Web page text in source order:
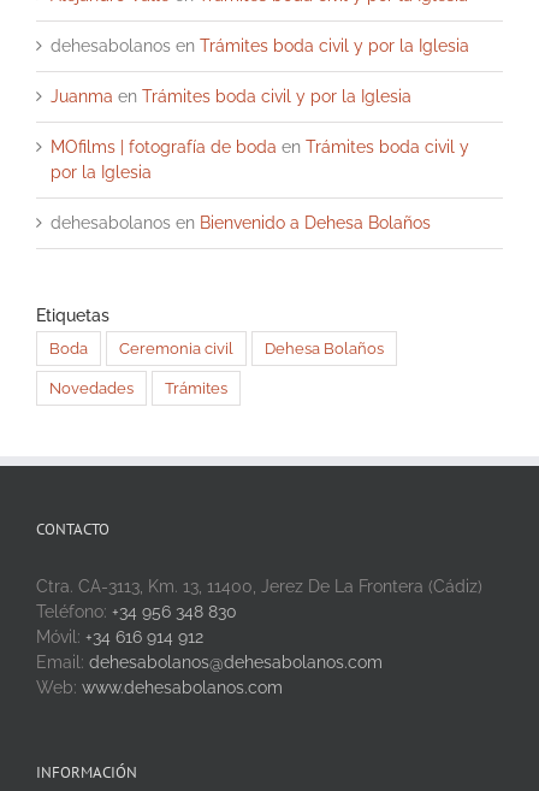
dehesabolanos en Trámites boda civil y por la Iglesia
Juanma en Trámites boda civil y por la Iglesia
MOfilms | fotografía de boda en Trámites boda civil y
por la Iglesia
dehesabolanos en Bienvenido a Dehesa Bolaños
Etiquetas
Boda Ceremonia civil Dehesa Bolaños
Novedades Trámites
CONTACTO
Ctra. CA-3113, Km. 13, 11400, Jerez De La Frontera (Cádiz)
Teléfono: +34 956 348 830
Móvil: +34 616 914 912
Email: dehesabolanos@dehesabolanos.com
Web: www.dehesabolanos.com
INFORMACIÓN